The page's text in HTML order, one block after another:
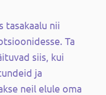
tasakaalu nii
Ta
siis, kui
ja
neil elule oma